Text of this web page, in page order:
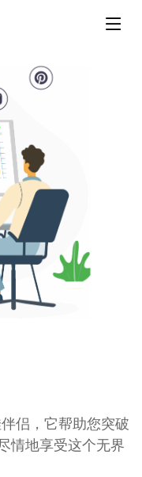
侣，它帮助您突破
情地享受这个无界